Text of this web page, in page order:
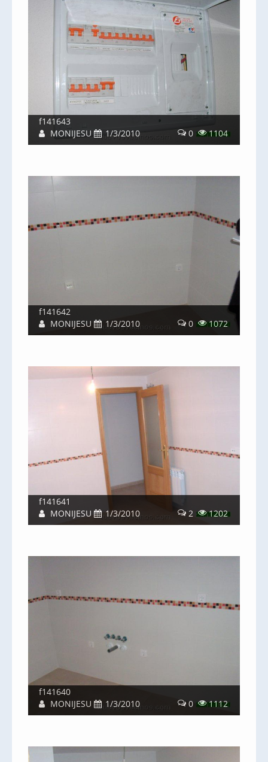
f141643
MONIJESU
1/3/2010 0 1104
f141642
MONIJESU
1/3/2010 0 1072
f141641
MONIJESU
1/3/2010 2 1202
f141640
MONIJESU
1/3/2010 0 1112